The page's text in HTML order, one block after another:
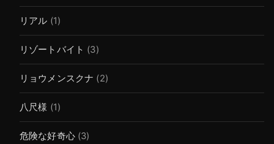
リアル (1)
リゾートバイト (3)
リョウメンスクナ (2)
八尺様 (1)
危険な好奇心(3)